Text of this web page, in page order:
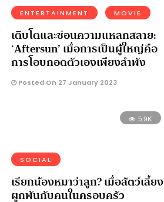
ENTERTAINMENT MOVIE
เติบโตและซ่อนความแหลกสลาย:
‘Aftersun’ เมื่อการเป็นผู้ใหญ่คือ
การโอบกอดตัวเองเพียงลำพัง
Posted On 27 January 2023
5.9K
SOCIAL
เรียกน้องหมาว่าลูก? เมื่อสัตว์เลี้ยง
ผูกพันกับคนในครอบครัว